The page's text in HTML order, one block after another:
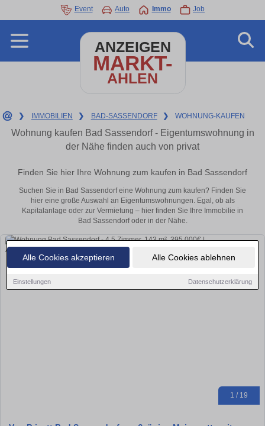
Alle Cookies akzeptieren Alle Cookies ablehnen
Einstellungen Datenschutzerklärung
Event Auto Immo Job
ANZEIGEN
MARKT-
AHLEN
❯ IMMOBILIEN ❯ BAD-SASSENDORF ❯ WOHNUNG-KAUFEN
Wohnung kaufen Bad Sassendorf - Eigentumswohnung in
der Nähe finden auch von privat
Finden Sie hier Ihre Wohnung zum kaufen in Bad Sassendorf
Suchen Sie in Bad Sassendorf eine Wohnung zum kaufen? Finden Sie
hier eine große Auswahl an Eigentumswohnungen. Egal, ob als
Kapitalanlage oder zur Vermietung – hier finden Sie Ihre Immobilie in
Bad Sassendorf oder in der Nähe.
1 / 19